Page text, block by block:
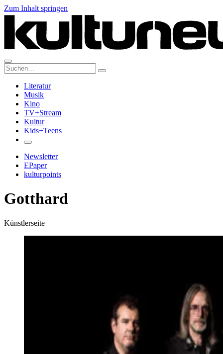
Zum Inhalt springen
Suche:
Literatur
Musik
Kino
TV+Stream
Kultur
Kids+Teens
Newsletter
EPaper
kulturpoints
Gotthard
Künstlerseite